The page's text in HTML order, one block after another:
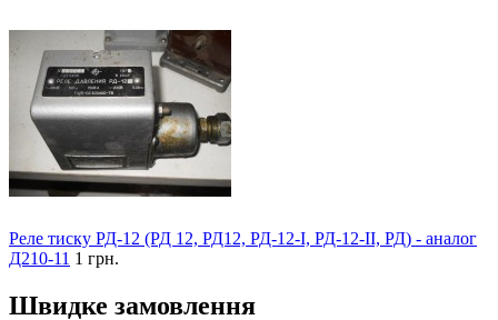
Реле тиску РД-12 (РД 12, РД12, РД-12-I, РД-12-II, РД) - аналог
Д210-11 1 грн.
Швидке замовлення